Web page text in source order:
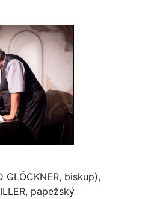
GLÖCKNER, biskup),
papežský